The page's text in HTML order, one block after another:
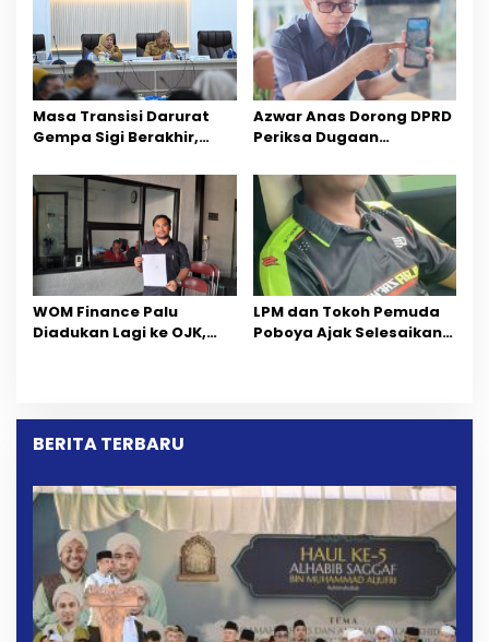
Masa Transisi Darurat
Gempa Sigi Berakhir,
Percepatan Pemulihan
Azwar Anas Dorong DPRD
Periksa Dugaan
Wilayah Tambang PT
CPM
‎WOM Finance Palu
Diadukan Lagi ke OJK,
Dipersoalkan ‎
LPM dan Tokoh Pemuda
Poboya Ajak Selesaikan
BERITA TERBARU